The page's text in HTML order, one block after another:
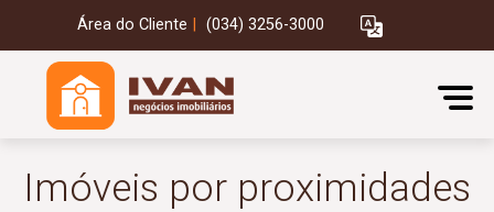
Área do Cliente (034) 3256-3000
Imóveis por proximidades